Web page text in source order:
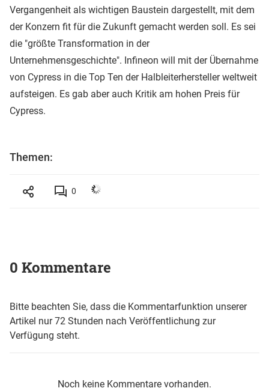
Vergangenheit als wichtigen Baustein dargestellt, mit dem
der Konzern fit für die Zukunft gemacht werden soll. Es sei
die "größte Transformation in der
Unternehmensgeschichte". Infineon will mit der Übernahme
von Cypress in die Top Ten der Halbleiterhersteller weltweit
aufsteigen. Es gab aber auch Kritik am hohen Preis für
Cypress.
Themen:
0
0 Kommentare
Bitte beachten Sie, dass die Kommentarfunktion unserer
Artikel nur 72 Stunden nach Veröffentlichung zur
Verfügung steht.
Noch keine Kommentare vorhanden.